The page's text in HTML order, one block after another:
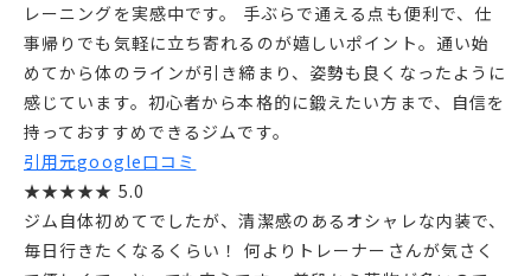
レーニングを実感中です。 手ぶらで通える点も便利で、仕
事帰りでも気軽に立ち寄れるのが嬉しいポイント。通い始
めてから体のラインが引き締まり、姿勢も良くなったように
感じています。初心者から本格的に鍛えたい方まで、自信を
持っておすすめできるジムです。
引用元google口コミ
★★★★★ 5.0
ジム自体初めてでしたが、清潔感のあるオシャレな内装で、
毎日行きたくなるくらい！ 何よりトレーナーさんが気さく